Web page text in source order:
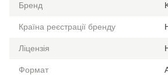
Бренд
Країна реєстрації бренду
Ліцензія
Формат